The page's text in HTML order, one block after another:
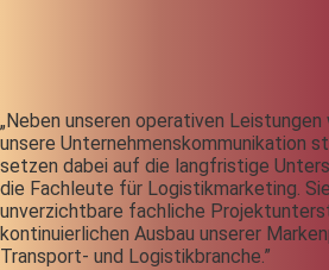
„Neben unseren operativen Leistungen
unsere Unternehmenskommunikation
setzen dabei auf die langfristige
die Fachleute für Logistikmarketing.
unverzichtbare fachliche
kontinuierlichen Ausbau unserer
Transport- und Logistikbranche.”